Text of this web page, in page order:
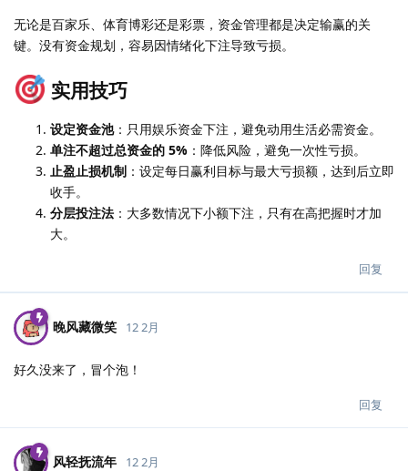
无论是百家乐、体育博彩还是彩票，资金管理都是决定输赢的关
键。没有资金规划，容易因情绪化下注导致亏损。
实用技巧
设定资金池：只用娱乐资金下注，避免动用生活必需资金。
单注不超过总资金的 5% ：降低风险，避免一次性亏损。
止盈止损机制 ：设定每日赢利目标与最大亏损额，达到后立即
收手。
分层投注法 ：大多数情况下小额下注，只有在高把握时才加
大。
回复
晚风藏微笑 12 2月
好久没来了，冒个泡！
回复
风轻抚流年 12 2月